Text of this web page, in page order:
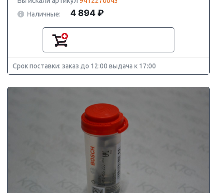
Наличные:
4 894 ₽
Срок поставки: заказ до 12:00 выдача к 17:00